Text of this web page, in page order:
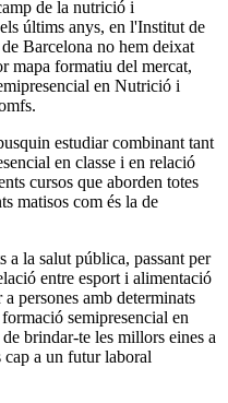
de la nutrició i
últims anys, en l'Institut de
Barcelona no hem deixat
mapa formatiu del mercat,
en Nutrició i
estudiar combinant tant
en classe i en relació
cursos que aborden totes
matisos com és la de
a la salut pública, passant per
entre esport i alimentació
persones amb determinats
semipresencial en
brindar-te les millors eines a
a un futur laboral